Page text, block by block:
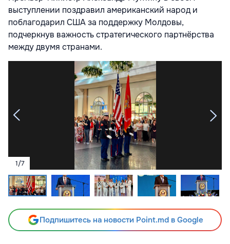
выступлении поздравил американский народ и
поблагодарил США за поддержку Молдовы,
подчеркнув важность стратегического партнёрства
между двумя странами.
1/7
Подпишитесь на новости Point.md в Google